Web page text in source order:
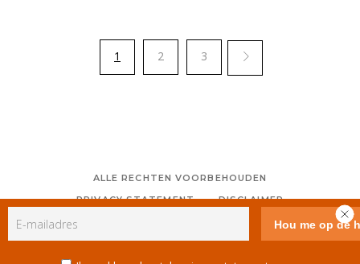
1 2 3
ALLE RECHTEN VOORBEHOUDEN
PRIVACY STATEMENT
DISCLAIMER
GEBRUIKERSVOORWAARDEN